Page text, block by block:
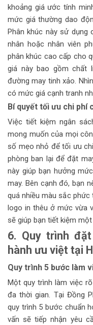
khoảng giá ước tính
mức giá thường dao
Phân khúc này sử dụng
nhân hoặc nhân viên
phân khúc cao cấp cho
giá này bao gồm chất
đường may tinh xảo.
có mức giá cạnh tranh
Bí quyết tối ưu chi phí
Việc tiết kiệm ngân
mong muốn của mọi
số mẹo nhỏ để tối ưu
phòng ban lại để đặt
này giúp bạn hưởng
may. Bên cạnh đó, bạn
quá nhiều màu sắc
logo in thêu ở mức vừa
sẽ giúp bạn tiết kiệm
6. Quy trình
hành ưu việt tại
Quy trình 5 bước làm
Một quy trình làm việc
đa thời gian. Tại Đồng
quy trình 5 bước chuẩn
vấn sẽ tiếp nhận yêu